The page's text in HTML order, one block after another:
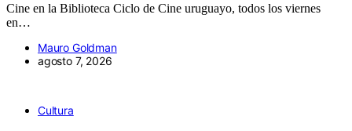
Cine en la Biblioteca Ciclo de Cine uruguayo, todos los viernes
en…
Mauro Goldman
agosto 7, 2026
Cultura